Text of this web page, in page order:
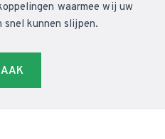
waarmee wij uw
snel kunnen slijpen.